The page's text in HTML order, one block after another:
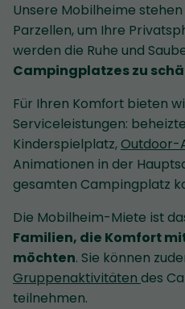
Unsere Mobilheime
Parzellen, um Ihre
werden die Ruhe und
Campingplatzes zu
Für Ihren Komfort bieten
Serviceleistungen:
Kinderspielplatz,Outdoor-
Animationen in der
gesamten Campingplatz
Die Mobilheim-Miete ist
Familien, die Komfort
möchten. Sie können
Gruppenaktivitätendes
teilnehmen.